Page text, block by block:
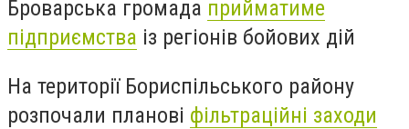
Броварська громада прийматиме
підприємства із регіонів бойових дій
На території Бориспільського району
розпочали планові фільтраційні заходи